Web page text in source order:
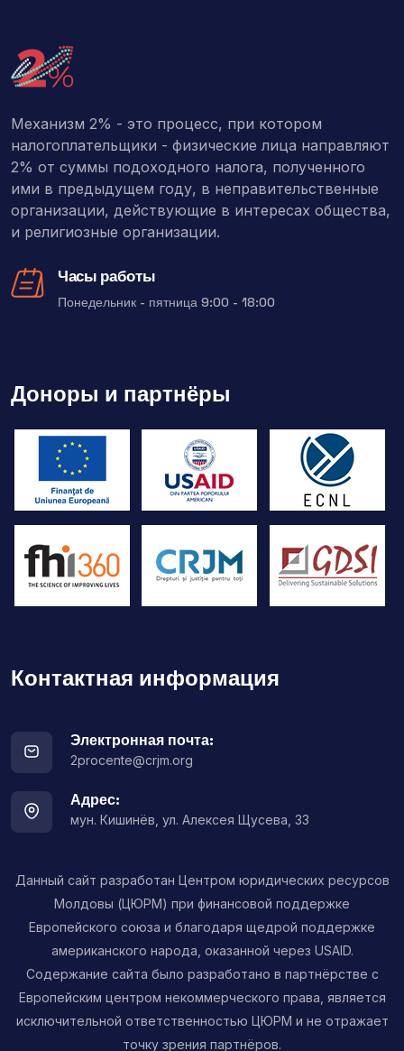
Механизм 2% - это процесс, при котором
налогоплательщики - физические лица направляют
2% от суммы подоходного налога, полученного
ими в предыдущем году, в неправительственные
организации, действующие в интересах общества,
и религиозные организации.
Часы работы
Понедельник - пятница 9:00 - 18:00
Доноры и партнёры
Контактная информация
Электронная почта:
2procente@crjm.org
Адрес:
мун. Кишинёв, ул. Алексея Щусева, 33
Данный сайт разработан Центром юридических ресурсов
Молдовы (ЦЮРМ) при финансовой поддержке
Европейского союза и благодаря щедрой поддержке
американского народа, оказанной через USAID.
Содержание сайта было разработано в партнёрстве с
Европейским центром некоммерческого права, является
исключительной ответственностью ЦЮРМ и не отражает
точку зрения партнёров.